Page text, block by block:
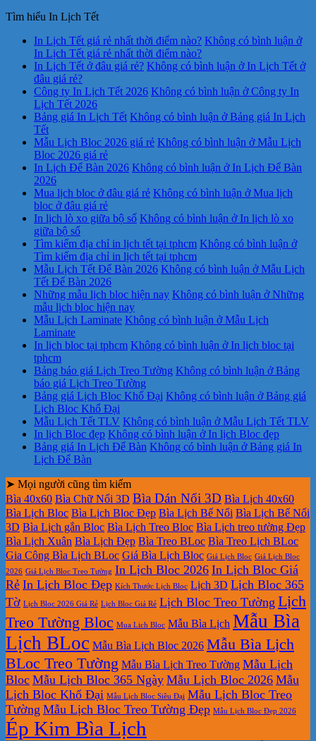
Tìm hiểu In Lịch Tết
In Lịch Tết giá rẻ nhất thời điểm nào? Không có bình luận ở
In Lịch Tết giá rẻ nhất thời điểm nào?
In Lịch Tết ở đâu giá rẻ? Không có bình luận ở In Lịch Tết ở
đâu giá rẻ?
Công ty In Lịch Tết 2026 Không có bình luận ở Công ty In
Lịch Tết 2026
Bảng giá In Lịch Tết Không có bình luận ở Bảng giá In Lịch
Tết
Mẫu Lịch Bloc 2026 giá rẻ Không có bình luận ở Mẫu Lịch
Bloc 2026 giá rẻ
In Lịch Để Bàn 2026 Không có bình luận ở In Lịch Để Bàn
2026
Mua lịch bloc ở đâu giá rẻ Không có bình luận ở Mua lịch
bloc ở đâu giá rẻ
In lịch lò xo giữa bộ số Không có bình luận ở In lịch lò xo
giữa bộ số
Tìm kiếm địa chỉ in lịch tết tại tphcm Không có bình luận ở
Tìm kiếm địa chỉ in lịch tết tại tphcm
Mẫu Lịch Tết Để Bàn 2026 Không có bình luận ở Mẫu Lịch
Tết Để Bàn 2026
Những mẫu lịch bloc hiện nay Không có bình luận ở Những
mẫu lịch bloc hiện nay
Mẫu Lịch Laminate Không có bình luận ở Mẫu Lịch
Laminate
In lịch bloc tại tphcm Không có bình luận ở In lịch bloc tại
tphcm
Bảng báo giá Lịch Treo Tường Không có bình luận ở Bảng
báo giá Lịch Treo Tường
Bảng giá Lịch Bloc Khổ Đại Không có bình luận ở Bảng giá
Lịch Bloc Khổ Đại
Mẫu Lịch Tết TLV Không có bình luận ở Mẫu Lịch Tết TLV
In lịch Bloc đẹp Không có bình luận ở In lịch Bloc đẹp
Bảng giá In Lịch Để Bàn Không có bình luận ở Bảng giá In
Lịch Để Bàn
➤ Mọi người cũng tìm kiếm
Bìa 40x60 Bìa Chữ Nổi 3D Bìa Dán Nổi 3D Bìa Lịch 40x60
Bìa Lịch Bloc Bìa Lịch Bloc Đẹp Bìa Lịch Bế Nổi Bìa Lịch Bế Nổi
3D Bìa Lịch gắn Bloc Bìa Lịch Treo Bloc Bìa Lịch treo tường Đẹp
Bìa Lịch Xuân Bìa Lịch Đẹp Bìa Treo BLoc Bìa Treo Lịch BLoc
Gia Công Bìa Lịch BLoc Giá Bìa Lịch Bloc Giá Lịch Bloc Giá Lịch Bloc
2026 Giá Lịch Bloc Treo Tường In Lịch Bloc 2026 In Lịch Bloc Giá
Rẻ In Lịch Bloc Đẹp Kích Thước Lịch Bloc Lịch 3D Lịch Bloc 365
Tờ Lịch Bloc 2026 Giá Rẻ Lịch Bloc Giá Rẻ Lịch Bloc Treo Tường Lịch
Treo Tường Bloc Mua Lich Bloc Mẫu Bìa Lịch Mẫu Bìa
Lịch BLoc Mẫu Bìa Lịch Bloc 2026 Mẫu Bìa Lịch
BLoc Treo Tường Mẫu Bìa Lịch Treo Tường Mẫu Lịch
Bloc Mẫu Lịch Bloc 365 Ngày Mẫu Lịch Bloc 2026 Mẫu
Lịch Bloc Khổ Đại Mẫu Lịch Bloc Siêu Đại Mẫu Lịch Bloc Treo
Tường Mẫu Lịch Bloc Treo Tường Đẹp Mẫu Lịch Bloc Đẹp 2026
Ép Kim Bìa Lịch